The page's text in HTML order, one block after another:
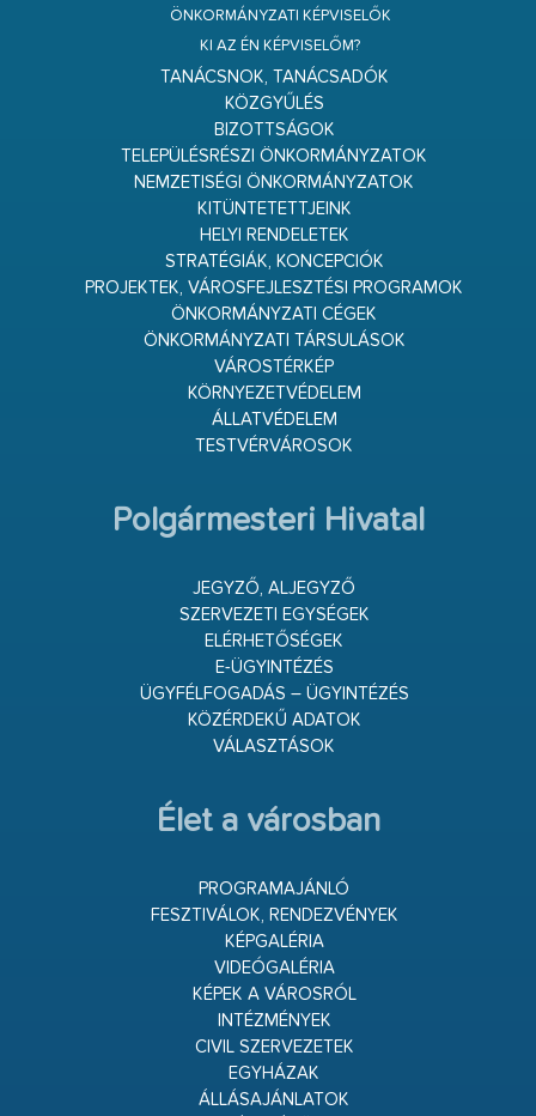
ÖNKORMÁNYZATI KÉPVISELŐK
KI AZ ÉN KÉPVISELŐM?
TANÁCSNOK, TANÁCSADÓK
KÖZGYŰLÉS
BIZOTTSÁGOK
TELEPÜLÉSRÉSZI ÖNKORMÁNYZATOK
NEMZETISÉGI ÖNKORMÁNYZATOK
KITÜNTETETTJEINK
HELYI RENDELETEK
STRATÉGIÁK, KONCEPCIÓK
PROJEKTEK, VÁROSFEJLESZTÉSI PROGRAMOK
ÖNKORMÁNYZATI CÉGEK
ÖNKORMÁNYZATI TÁRSULÁSOK
VÁROSTÉRKÉP
KÖRNYEZETVÉDELEM
ÁLLATVÉDELEM
TESTVÉRVÁROSOK
Polgármesteri Hivatal
JEGYZŐ, ALJEGYZŐ
SZERVEZETI EGYSÉGEK
ELÉRHETŐSÉGEK
E-ÜGYINTÉZÉS
ÜGYFÉLFOGADÁS – ÜGYINTÉZÉS
KÖZÉRDEKŰ ADATOK
VÁLASZTÁSOK
Élet a városban
PROGRAMAJÁNLÓ
FESZTIVÁLOK, RENDEZVÉNYEK
KÉPGALÉRIA
VIDEÓGALÉRIA
KÉPEK A VÁROSRÓL
INTÉZMÉNYEK
CIVIL SZERVEZETEK
EGYHÁZAK
ÁLLÁSAJÁNLATOK